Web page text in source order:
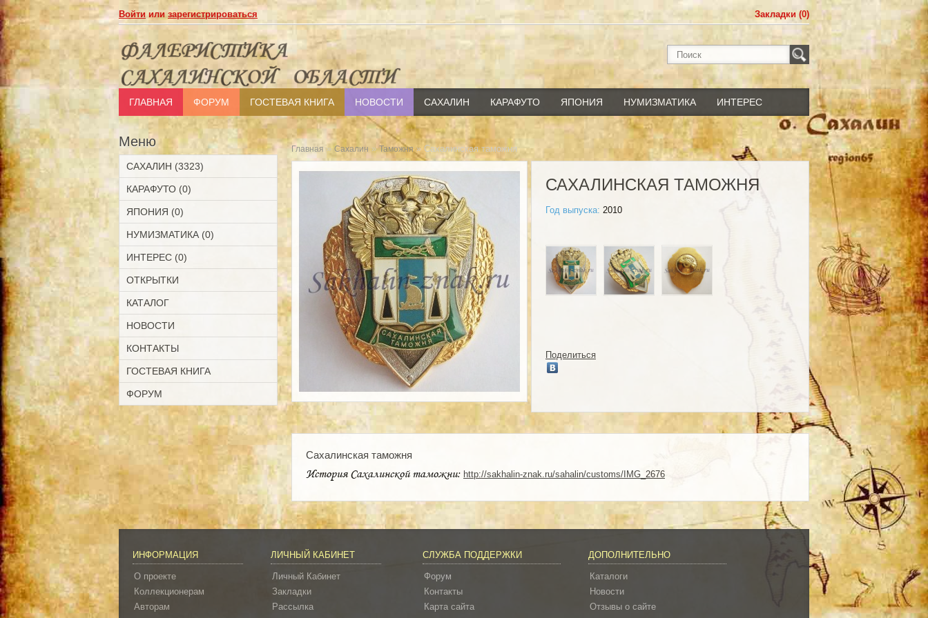
Войти илизарегистрироваться Закладки (0)
ГЛАВНАЯ ФОРУМ ГОСТЕВАЯ КНИГА НОВОСТИ САХАЛИН КАРАФУТО ЯПОНИЯ НУМИЗМАТИКА ИНТЕРЕС
Меню
САХАЛИН (3323)
КАРАФУТО (0)
ЯПОНИЯ (0)
НУМИЗМАТИКА (0)
ИНТЕРЕС (0)
ОТКРЫТКИ
КАТАЛОГ
НОВОСТИ
КОНТАКТЫ
ГОСТЕВАЯ КНИГА
ФОРУМ
Главная » Сахалин »Таможня» Сахалинская таможня
САХАЛИНСКАЯ ТАМОЖНЯ
Год выпуска: 2010
Поделиться
Сахалинская таможня
История Сахалинской таможни: http://sakhalin-znak.ru/sahalin/customs/IMG_2676
ИНФОРМАЦИЯ
О проекте
Коллекционерам
Авторам
ЛИЧНЫЙ КАБИНЕТ
Личный Кабинет
Закладки
Рассылка
СЛУЖБА ПОДДЕРЖКИ
Форум
Контакты
Карта сайта
ДОПОЛНИТЕЛЬНО
Каталоги
Новости
Отзывы о сайте